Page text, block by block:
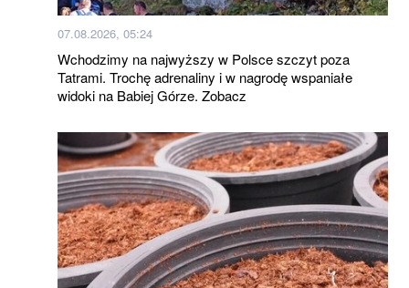
07.08.2026, 05:24
Wchodzimy na najwyższy w Polsce szczyt poza
Tatrami. Trochę adrenaliny i w nagrodę wspaniałe
widoki na Babiej Górze. Zobacz